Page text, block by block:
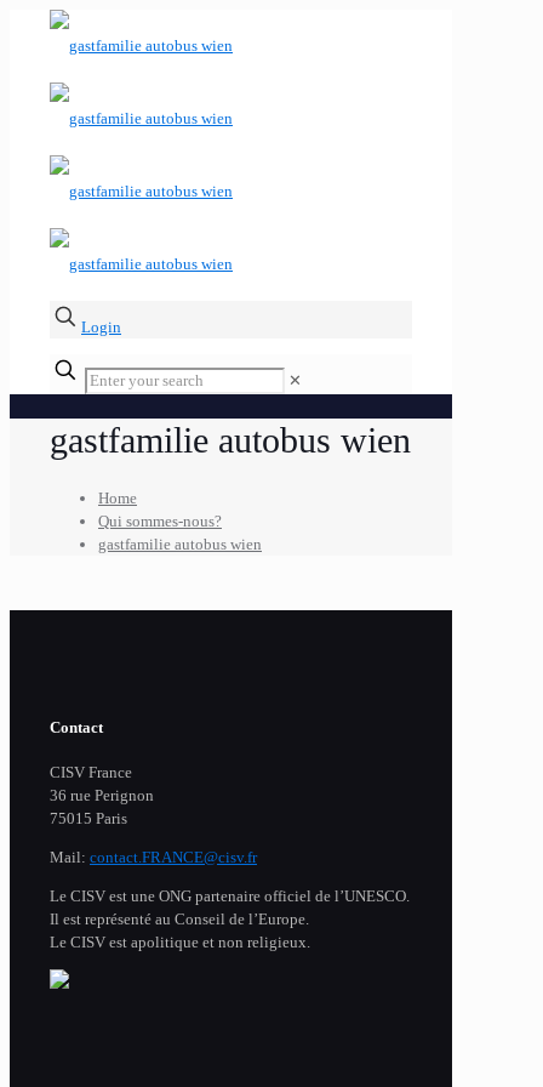
Login
✕
gastfamilie autobus wien
Home
Qui sommes-nous?
gastfamilie autobus wien
Contact
CISV France
36 rue Perignon
75015 Paris
Mail: contact.FRANCE@cisv.fr
Le CISV est une ONG partenaire officiel de l’UNESCO.
Il est représenté au Conseil de l’Europe.
Le CISV est apolitique et non religieux.